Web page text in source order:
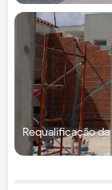
Requalificação